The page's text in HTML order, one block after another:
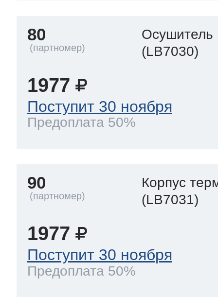
80
Осушитель
(LB7030)
1977
Поступит 30 ноября
Предоплата 50%
90
Корпус
(LB7031)
1977
Поступит 30 ноября
Предоплата 50%